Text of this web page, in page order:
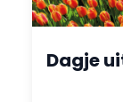
Dagje